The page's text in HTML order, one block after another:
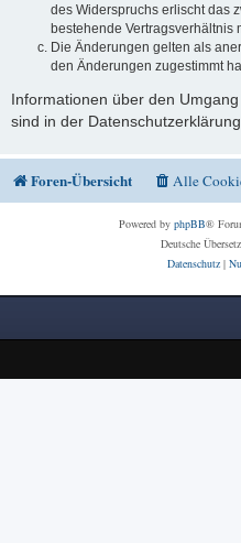
des Widerspruchs erlischt das
bestehende Vertragsverhältnis
Die Änderungen gelten als
den Änderungen zugestimmt
Informationen über den
sind in der
Foren-Übersicht Alle
Powered by phpBB®
Deutsche
Datenschutz|